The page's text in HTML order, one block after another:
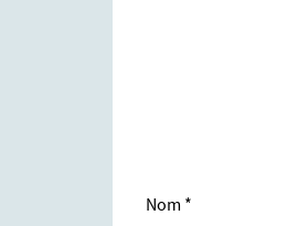
Nom *